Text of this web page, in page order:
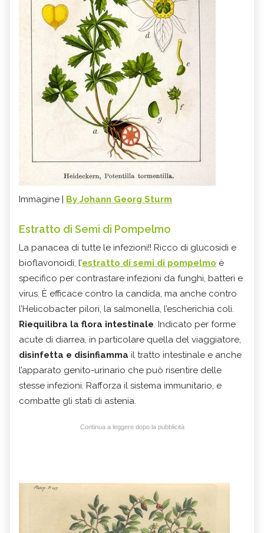
Immagine | By Johann Georg Sturm
Estratto di Semi di Pompelmo
La panacea di tutte le infezioni!! Ricco di glucosidi e
bioflavonoidi, l’estratto di semi di pompelmo è
specifico per contrastare infezioni da funghi, batteri e
virus. È efficace contro la candida, ma anche contro
l’Helicobacter pilori, la salmonella, l’escherichia coli.
Riequilibra la flora intestinale. Indicato per forme
acute di diarrea, in particolare quella del viaggiatore,
disinfetta e disinfiamma il tratto intestinale e anche
l’apparato genito-urinario che può risentire delle
stesse infezioni. Rafforza il sistema immunitario, e
combatte gli stati di astenia.
Continua a leggere dopo la pubblicità